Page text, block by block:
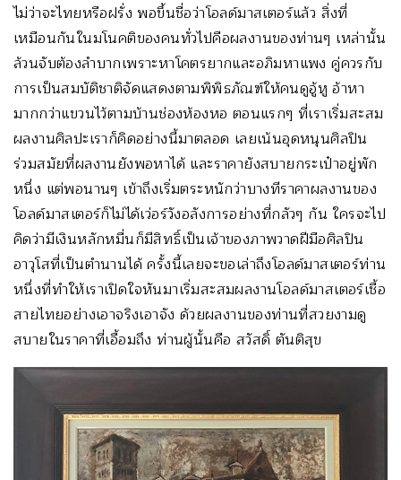
ไม่ว่าจะไทยหรือฝรั่ง พอขึ้นชื่อว่าโอลด์มาสเตอร์แล้ว สิ่งที่
เหมือนกันในมโนคติของคนทั่วไปคือผลงานของท่านๆ เหล่านั้น
ล้วนจับต้องลำบากเพราะหาโคตรยากและอภิมหาแพง คู่ควรกับ
การเป็นสมบัติชาติจัดแสดงตามพิพิธภัณฑ์ให้คนดูอู้หู อ้าหา
มากกว่าแขวนไว้ตามบ้านช่องห้องหอ ตอนแรกๆ ที่เราเริ่มสะสม
ผลงานศิลปะเราก็คิดอย่างนี้มาตลอด เลยเน้นอุดหนุนศิลปิน
ร่วมสมัยที่ผลงานยังพอหาได้ และราคายังสบายกระเป๋าอยู่พัก
หนึ่ง แต่พอนานๆ เข้าถึงเริ่มตระหนักว่าบางทีราคาผลงานของ
โอลด์มาสเตอร์ก็ไม่ได้เว่อร์วังอลังการอย่างที่กลัวๆ กัน ใครจะไป
คิดว่ามีเงินหลักหมื่นก็มีสิทธิ์เป็นเจ้าของภาพวาดฝีมือศิลปิน
อาวุโสที่เป็นตำนานได้ ครั้งนี้เลยจะขอเล่าถึงโอลด์มาสเตอร์ท่าน
หนึ่งที่ทำให้เราเปิดใจหันมาเริ่มสะสมผลงานโอลด์มาสเตอร์เชื้อ
สายไทยอย่างเอาจริงเอาจัง ด้วยผลงานของท่านที่สวยงามดู
สบายในราคาที่เอื้อมถึง ท่านผู้นั้นคือ สวัสดิ์ ตันติสุข